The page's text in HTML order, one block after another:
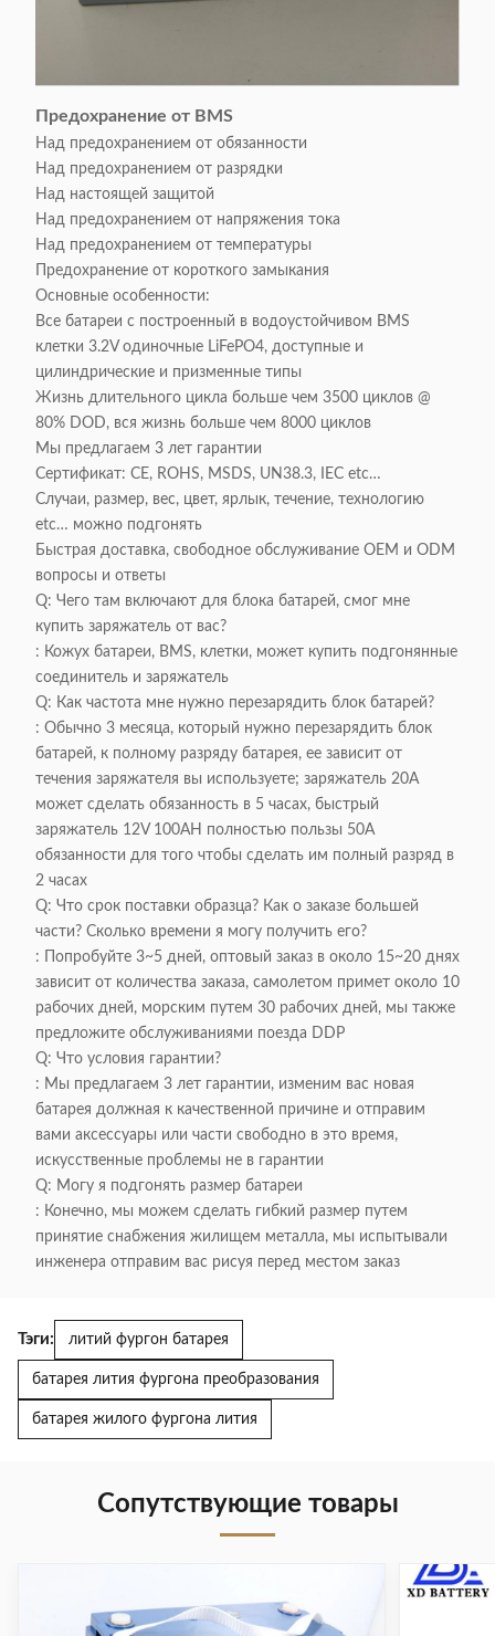
Предохранение от BMS
Над предохранением от обязанности
Над предохранением от разрядки
Над настоящей защитой
Над предохранением от напряжения тока
Над предохранением от температуры
Предохранение от короткого замыкания
Основные особенности:
Все батареи с построенный в водоустойчивом BMS
клетки 3.2V одиночные LiFePO4, доступные и
цилиндрические и призменные типы
Жизнь длительного цикла больше чем 3500 циклов @
80% DOD, вся жизнь больше чем 8000 циклов
Мы предлагаем 3 лет гарантии
Сертификат: CE, ROHS, MSDS, UN38.3, IEC etc…
Случаи, размер, вес, цвет, ярлык, течение, технологию
etc… можно подгонять
Быстрая доставка, свободное обслуживание OEM и ODM
вопросы и ответы
Q: Чего там включают для блока батарей, смог мне
купить заряжатель от вас?
: Кожух батареи, BMS, клетки, может купить подгонянные
соединитель и заряжатель
Q: Как частота мне нужно перезарядить блок батарей?
: Обычно 3 месяца, который нужно перезарядить блок
батарей, к полному разряду батарея, ее зависит от
течения заряжателя вы используете; заряжатель 20A
может сделать обязанность в 5 часах, быстрый
заряжатель 12V 100AH полностью пользы 50A
обязанности для того чтобы сделать им полный разряд в
2 часах
Q: Что срок поставки образца? Как о заказе большей
части? Сколько времени я могу получить его?
: Попробуйте 3~5 дней, оптовый заказ в около 15~20 днях
зависит от количества заказа, самолетом примет около 10
рабочих дней, морским путем 30 рабочих дней, мы также
предложите обслуживаниями поезда DDP
Q: Что условия гарантии?
: Мы предлагаем 3 лет гарантии, изменим вас новая
батарея должная к качественной причине и отправим
вами аксессуары или части свободно в это время,
искусственные проблемы не в гарантии
Q: Могу я подгонять размер батареи
: Конечно, мы можем сделать гибкий размер путем
принятие снабжения жилищем металла, мы испытывали
инженера отправим вас рисуя перед местом заказ
Тэги: литий фургон батарея
батарея лития фургона преобразования
батарея жилого фургона лития
Сопутствующие товары